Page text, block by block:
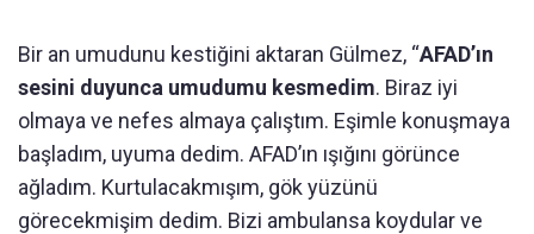
Bir an umudunu kestiğini aktaran Gülmez, “AFAD’ın
sesini duyunca umudumu kesmedim. Biraz iyi
olmaya ve nefes almaya çalıştım. Eşimle konuşmaya
başladım, uyuma dedim. AFAD’ın ışığını görünce
ağladım. Kurtulacakmışım, gök yüzünü
görecekmişim dedim. Bizi ambulansa koydular ve